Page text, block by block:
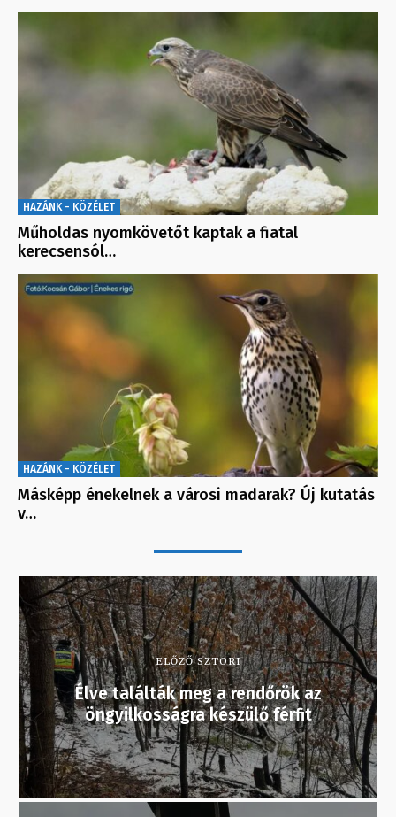
HAZÁNK - KÖZÉLET
Műholdas nyomkövetőt kaptak a fiatal
kerecsensól…
HAZÁNK - KÖZÉLET
Másképp énekelnek a városi madarak? Új kutatás
v…
ELŐZŐ SZTORI
Élve találták meg a rendőrök az
öngyilkosságra készülő férfit